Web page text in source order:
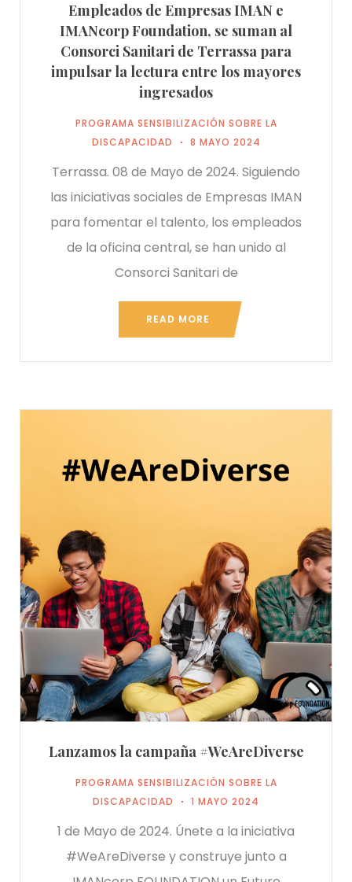
Empleados de Empresas IMAN e
IMANcorp Foundation, se suman al
Consorci Sanitari de Terrassa para
impulsar la lectura entre los mayores
ingresados
PROGRAMA SENSIBILIZACIÓN SOBRE LA
DISCAPACIDAD
8 MAYO 2024
Terrassa. 08 de Mayo de 2024. Siguiendo
las iniciativas sociales de Empresas IMAN
para fomentar el talento, los empleados
de la oficina central, se han unido al
Consorci Sanitari de
READ MORE
Lanzamos la campaña #WeAreDiverse
PROGRAMA SENSIBILIZACIÓN SOBRE LA
DISCAPACIDAD
1 MAYO 2024
1 de Mayo de 2024. Únete a la iniciativa
#WeAreDiverse y construye junto a